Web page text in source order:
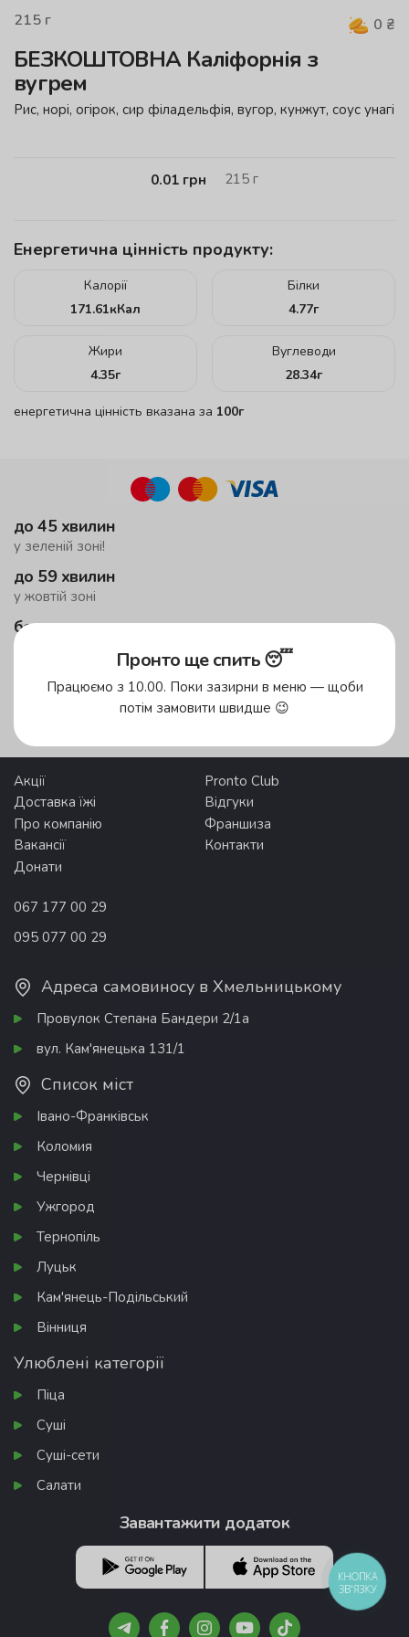
215 г 0 ₴
БЕЗКОШТОВНА Каліфорнія з
вугрем
Рис, норі, огірок, cир філадельфія, вугор, кунжут, соус унагі
0.01 грн 215 г
Енергетична цінність продукту:
Калорії
171.61кКал
Білки
4.77г
Жири
4.35г
Вуглеводи
28.34г
енергетична цінність вказана за 100г
до 45 хвилин
у зеленій зоні!
до 59 хвилин
у жовтій зоні
безкоштовна доставка
від 500 грн
Зони доставки
Акції
Pronto Club
Доставка їжі
Відгуки
Про компанію
Франшиза
Вакансії
Контакти
Донати
067 177 00 29
095 077 00 29
Адреса самовиносу в Хмельницькому
Провулок Степана Бандери 2/1а
вул. Кам'янецька 131/1
Список міст
Івано-Франківськ
Коломия
Чернівці
Ужгород
Тернопіль
Луцьк
Кам'янець-Подільський
Вінниця
Улюблені категорії
Піца
Суші
Суші-сети
Салати
Завантажити додаток
Пронто ще спить 😴
Працюємо з 10.00. Поки зазирни в меню — щоби
потім замовити швидше 😉
КНОПКА
ЗВ'ЯЗКУ